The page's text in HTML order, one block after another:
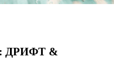
ДРИФТ &